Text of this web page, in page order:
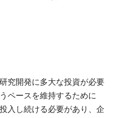
究開発に多大な投資が必要
ペースを維持するために
入し続ける必要があり、企